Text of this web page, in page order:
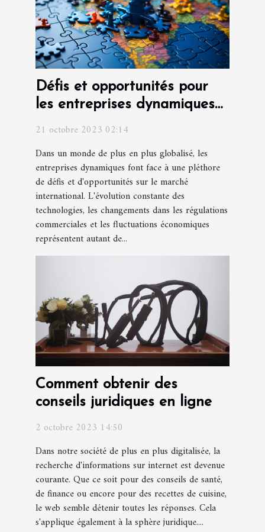
Défis et opportunités pour
les entreprises dynamiques
sur le marché international
21 octobre 2023 02:14
Dans un monde de plus en plus globalisé, les
entreprises dynamiques font face à une pléthore
de défis et d'opportunités sur le marché
international. L'évolution constante des
technologies, les changements dans les régulations
commerciales et les fluctuations économiques
représentent autant de...
Comment obtenir des
conseils juridiques en ligne
2 octobre 2023 14:50
Dans notre société de plus en plus digitalisée, la
recherche d'informations sur internet est devenue
courante. Que ce soit pour des conseils de santé,
de finance ou encore pour des recettes de cuisine,
le web semble détenir toutes les réponses. Cela
s'applique également à la sphère juridique....